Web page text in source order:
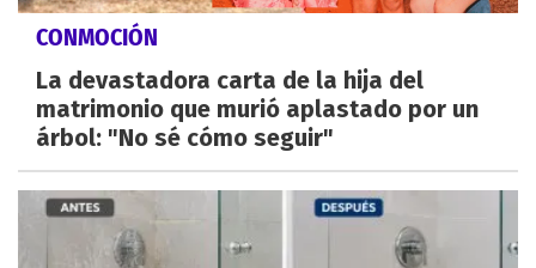
CONMOCIÓN
La devastadora carta de la hija del
matrimonio que murió aplastado por un
árbol: "No sé cómo seguir"